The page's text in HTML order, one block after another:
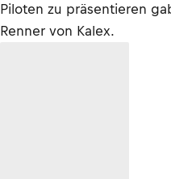
Piloten zu präsentieren
Renner von Kalex.